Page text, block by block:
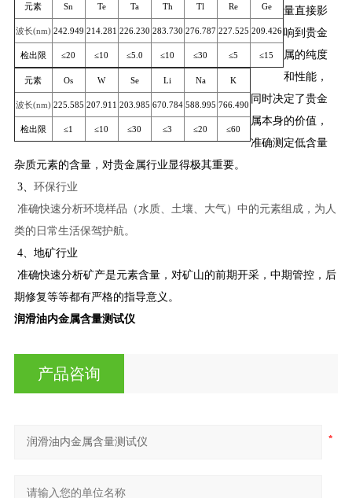
元素 Sn Te Ta Th Tl Re Ge
波长(nm) 242.949 214.281 226.230 283.730 276.787 227.525 209.426
检出限 ≤20 ≤10 ≤5.0 ≤10 ≤30 ≤5 ≤15
元素 Os W Se Li Na K
波长(nm) 225.585 207.911 203.985 670.784 588.995 766.490
检出限 ≤1 ≤10 ≤30 ≤3 ≤20 ≤60
量直接影
响到贵金
属的纯度
和性能，
同时决定了贵金
属本身的价值，
准确测定低含量
杂质元素的含量，对贵金属行业显得极其重要。
3、 环保行业
准确快速分析环境样品（水质、土壤、大气）中的元素组成，为人
类的日常生活保驾护航。
4、地矿行业
准确快速分析矿产是元素含量，对矿山的前期开采，中期管控，后
期修复等等都有严格的指导意义。
润滑油内金属含量测试仪
产品咨询